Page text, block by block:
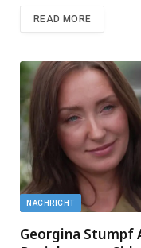
READ MORE
NACHRICHT
Georgina Stumpf